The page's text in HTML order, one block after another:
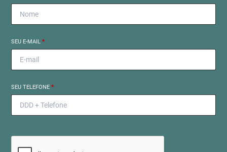
SEU E-MAIL*
SEU TELEFONE*